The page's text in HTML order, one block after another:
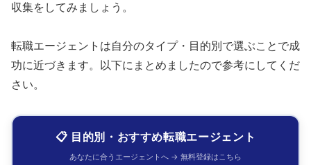
収集をしてみましょう。
転職エージェントは自分のタイプ・目的別で選ぶことで成
功に近づきます。以下にまとめましたので参考にしてくだ
さい。
📋 目的別・おすすめ転職エージェント
あなたに合うエージェントへ → 無料登録はこちら